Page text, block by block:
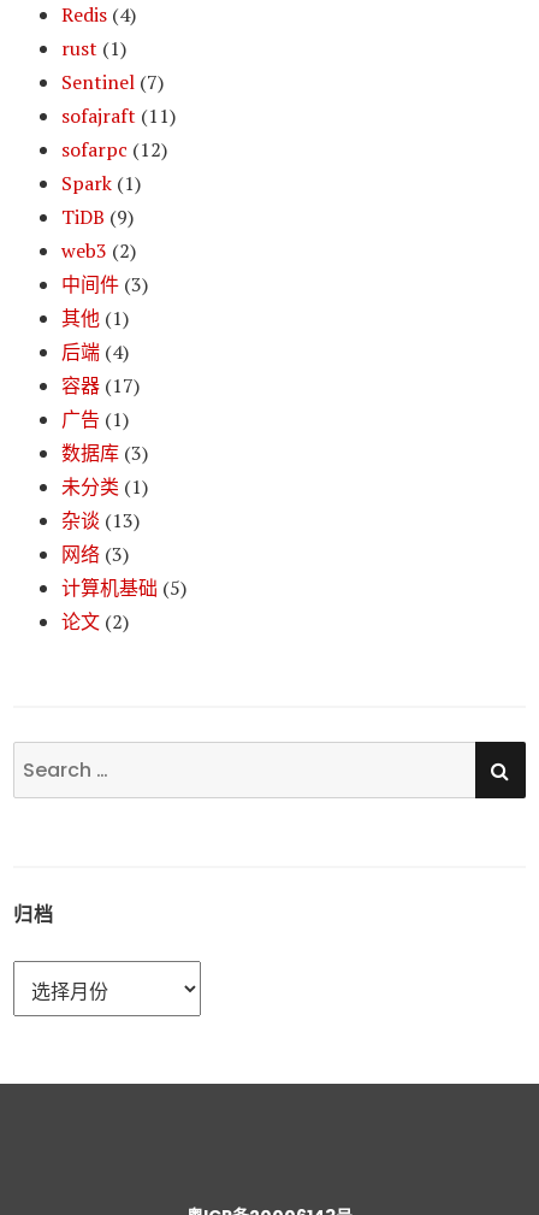
Redis (4)
rust (1)
Sentinel (7)
sofajraft (11)
sofarpc (12)
Spark (1)
TiDB (9)
web3 (2)
中间件 (3)
其他 (1)
后端 (4)
容器 (17)
广告 (1)
数据库 (3)
未分类 (1)
杂谈 (13)
网络 (3)
计算机基础 (5)
论文 (2)
Search
for:
归档
档